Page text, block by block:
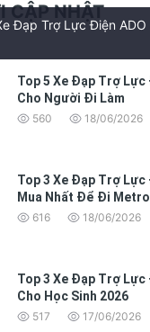
CẬP NHẬT
Đạp Trợ Lực Điện
Top 5 Xe Đạp Trợ
Cho Người Đi Làm
560 18/06/2026
Top 3 Xe Đạp Trợ Lực
Mua Nhất Để Đi
616 18/06/2026
Top 3 Xe Đạp Trợ
Cho Học Sinh 2026
517 17/06/2026